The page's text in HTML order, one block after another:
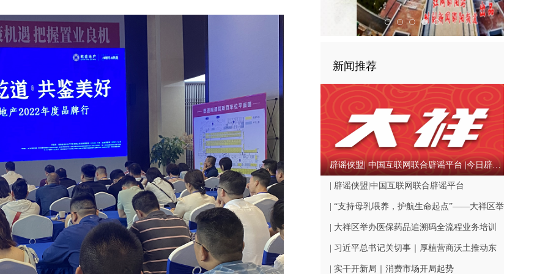
新闻推荐
辟谣侠盟| 中国互联网联合辟谣平台 |今日辟谣（2026年08月07日）
| 辟谣侠盟|中国互联网联合辟谣平台
| “支持母乳喂养，护航生命起点”——大祥区举
办母乳喂养健康教育讲座
| 大祥区举办医保药品追溯码全流程业务培训
筑牢群众用药安全防线
| 习近平总书记关切事｜厚植营商沃土推动东
北全面振兴
| 实干开新局｜消费市场开局起势